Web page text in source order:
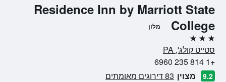
Residence Inn by Marriott State
College
מלון
3 כוכבים
סטייט קולג', PA
+1 814 235 6960
9.2 מצוין 83 דירוגים מאומתים